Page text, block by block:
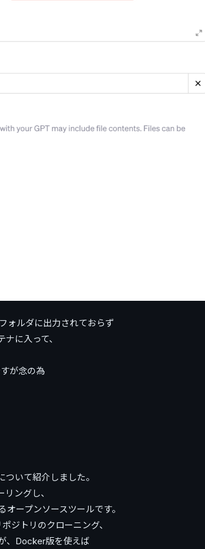
ォルダに出力されておらず
に入って、
が念の為
いて紹介しました。
ングし、
ープンソースツールです。
ジトリのクローニング、
、Docker版を使えば